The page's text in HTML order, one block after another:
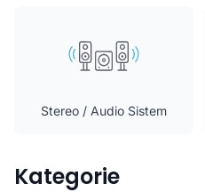
Stereo / Audio Sistem
Kategorie